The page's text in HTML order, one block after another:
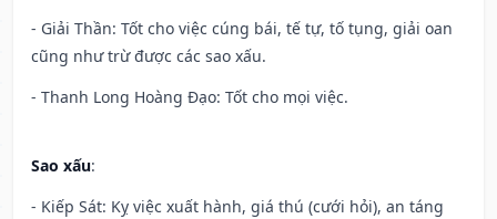
- Giải Thần: Tốt cho việc cúng bái, tế tự, tố tụng, giải oan
cũng như trừ được các sao xấu.
- Thanh Long Hoàng Đạo: Tốt cho mọi việc.
Sao xấu:
- Kiếp Sát: Kỵ việc xuất hành, giá thú (cưới hỏi), an táng